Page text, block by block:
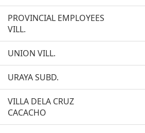
PROVINCIAL EMPLOYEES
VILL.
UNION VILL.
URAYA SUBD.
VILLA DELA CRUZ
CACACHO